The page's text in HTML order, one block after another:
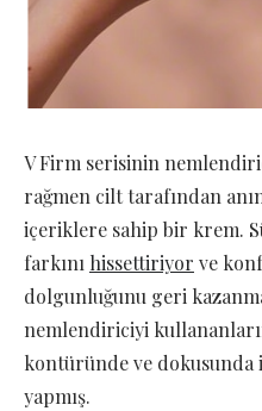
V Firm serisinin
rağmen cilt tarafından
içeriklere sahip bir krem.
farkını hissettiriyor ve
dolgunluğunu geri
nemlendiriciyi
kontüründe ve
yapmış.